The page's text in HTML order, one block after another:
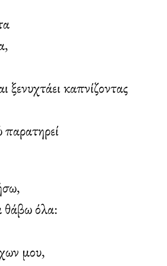
ξενυχτάει καπνίζοντας
θάβω όλα:
μου,